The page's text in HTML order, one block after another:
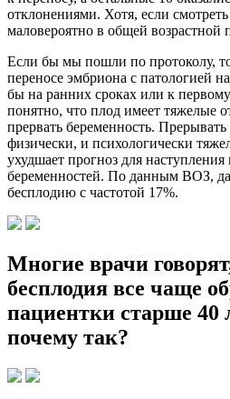
отклонениями. Хотя, если смотреть
маловероятно в общей возрастной
Если бы мы пошли по протоколу,
переносе эмбриона с патологией
бы на ранних сроках или к
понятно, что плод имеет тяжелые
прервать беременность.
физически, и психологически
ухудшает прогноз для
беременностей. По данным ВОЗ,
бесплодию с частотой 17%.
Многие врачи
бесплодия все чаще
пациентки старше 40
почему так?